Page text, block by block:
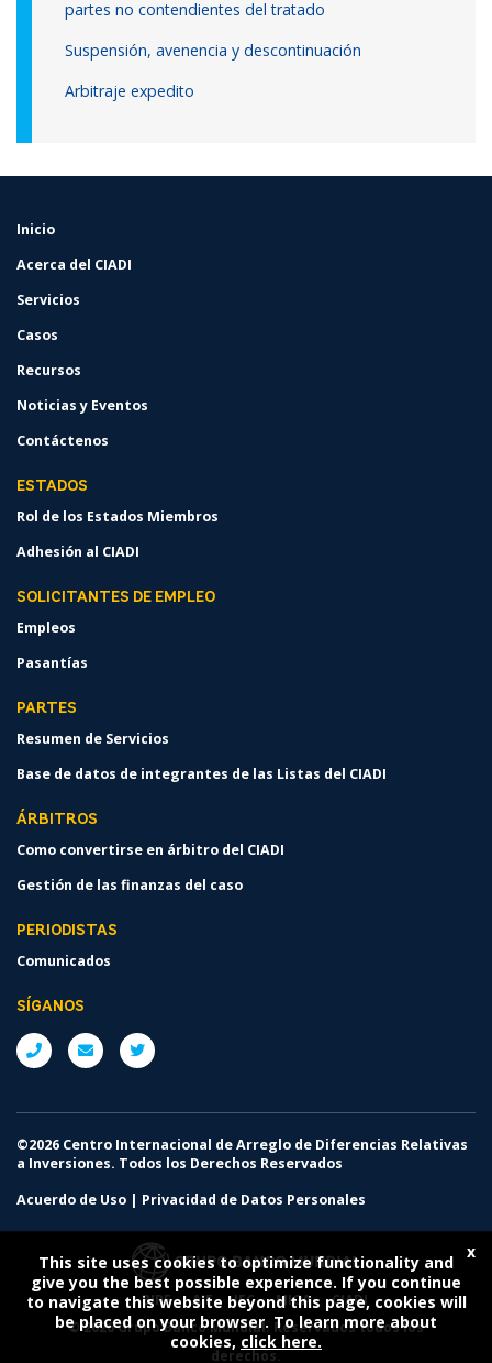
partes no contendientes del tratado
Suspensión, avenencia y descontinuación
Arbitraje expedito
FOOTER
Inicio
Acerca del CIADI
Servicios
Casos
Recursos
Noticias y Eventos
Contáctenos
ESTADOS
Rol de los Estados Miembros
Adhesión al CIADI
SOLICITANTES DE EMPLEO
Empleos
Pasantías
PARTES
Resumen de Servicios
Base de datos de integrantes de las Listas del CIADI
ÁRBITROS
Como convertirse en árbitro del CIADI
Gestión de las finanzas del caso
PERIODISTAS
Comunicados
SÍGANOS
x
This site uses cookies to optimize functionality and
give you the best possible experience. If you continue
to navigate this website beyond this page, cookies will
be placed on your browser. To learn more about
cookies, click here.
©2026 Centro Internacional de Arreglo de Diferencias Relativas
a Inversiones. Todos los Derechos Reservados
Acuerdo de Uso | Privacidad de Datos Personales
BIRF AIF IFC MIGA
CIADI
©2026 Grupo Banco Mundial. Reservados todos los
derechos.